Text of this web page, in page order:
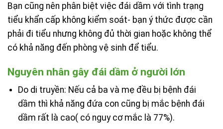
Bạn cũng nên phân biệt việc đái dầm với tình trạng
tiểu khẩn cấp không kiểm soát- bạn ý thức được cần
phải đi tiểu nhưng không đủ thời gian hoặc không thể
có khả năng đến phòng vệ sinh để tiểu.
Nguyên nhân gây đái dầm ở người lớn
Do di truyền: Nếu cả ba và mẹ đều bị bệnh đái
dầm thì khả năng đứa con cũng bị mắc bệnh đái
dầm rất là cao( có nguy cơ mắc là 77%).